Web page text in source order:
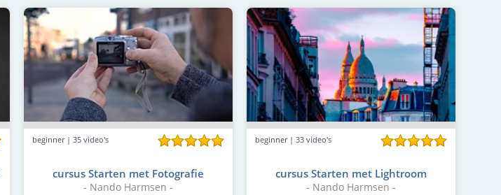
beginner | 35 video's
cursus Starten met Fotografie
- Nando Harmsen -
beginner | 33 video's
cursus Starten met Lightroom
- Nando Harmsen -